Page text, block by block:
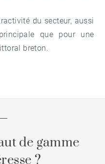
du secteur, aussi
que pour une
breton.
de gamme
?